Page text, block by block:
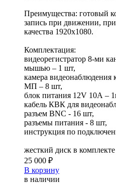
Преимущества: готовый
запись при движении,
качества 1920x1080.
Комплектация:
видеорегистратор 8-ми
мышью – 1 шт,
камера видеонаблюдения
МП – 8 шт,
блок питания 12V 10А –
кабель КВК для
разъем BNC - 16 шт,
разъемы питания - 8 шт,
инструкция по
жесткий диск в
25 000 ₽
В корзину
в наличии